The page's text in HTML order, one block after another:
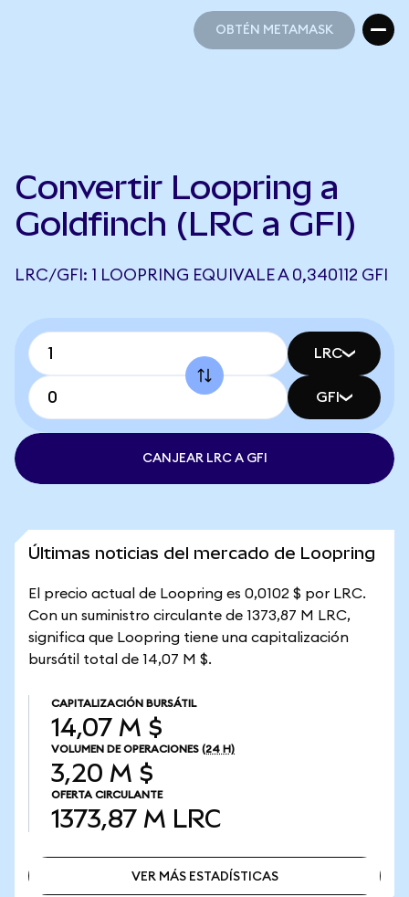
OBTÉN METAMASK
Convertir Loopring a
Goldfinch (LRC a GFI)
LRC/GFI: 1 LOOPRING EQUIVALE A 0,340112 GFI
LRC
GFI
CANJEAR LRC A GFI
Últimas noticias del mercado de Loopring
El precio actual de Loopring es 0,0102 $ por LRC.
Con un suministro circulante de 1373,87 M LRC,
significa que Loopring tiene una capitalización
bursátil total de 14,07 M $.
CAPITALIZACIÓN BURSÁTIL
14,07 M $
VOLUMEN DE OPERACIONES (24 H)
3,20 M $
OFERTA CIRCULANTE
1373,87 M LRC
VER MÁS ESTADÍSTICAS